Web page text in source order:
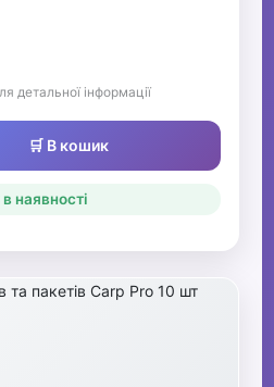
детальної інформації
🛒 В кошик
в наявності